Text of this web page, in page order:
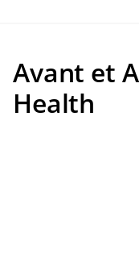
Avant et
Health